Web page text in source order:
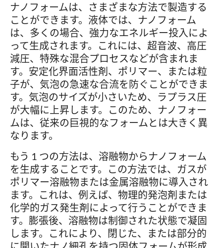
ナノフォームは、さまざまな方法で製造する
ことができます。液体では、ナノフォーム
は、多くの場合、強力なエネルギー投入によ
って生成されます。これには、超音波、高圧
減圧、特殊な混合プロセスなどが含まれま
す。安定化界面活性剤、ポリマー、または粒
子が、気泡の急速な合流を防ぐことができま
す。気泡のサイズが小さいため、ラプラス圧
が大幅に上昇します。このため、ナノフォー
ムは、従来の巨視的なフォームとは大きく異
なります。
もう 1 つの方法は、溶融物からナノフォーム
を生成することです。この方法では、ガスが
ポリマー溶融物または金属溶融物に導入され
ます。これは、例えば、物理的発泡剤または
化学的ガス発生剤によって行うことができま
す。膨張後、溶融物は制御された状態で凝固
します。これにより、閉じた、または部分的